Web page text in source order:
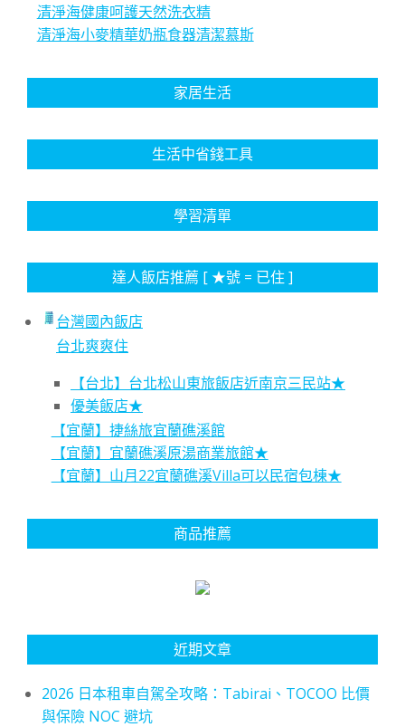
清淨海健康呵護天然洗衣精
清淨海小麥精華奶瓶食器清潔慕斯
家居生活
生活中省錢工具
學習清單
達人飯店推薦 [ ★號 = 已住 ]
台灣國內飯店
台北爽爽住
【台北】台北松山東旅飯店近南京三民站★
優美飯店★
【宜蘭】捷絲旅宜蘭礁溪館
【宜蘭】宜蘭礁溪原湯商業旅館★
【宜蘭】山月22宜蘭礁溪Villa可以民宿包棟★
商品推薦
近期文章
2026 日本租車自駕全攻略：Tabirai、TOCOO 比價
與保險 NOC 避坑